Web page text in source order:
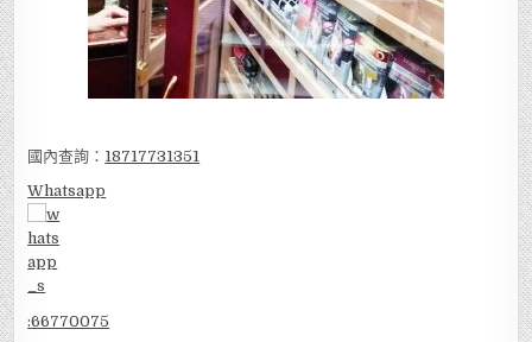
國內查詢： 18717731351
Whatsapp
:66770075